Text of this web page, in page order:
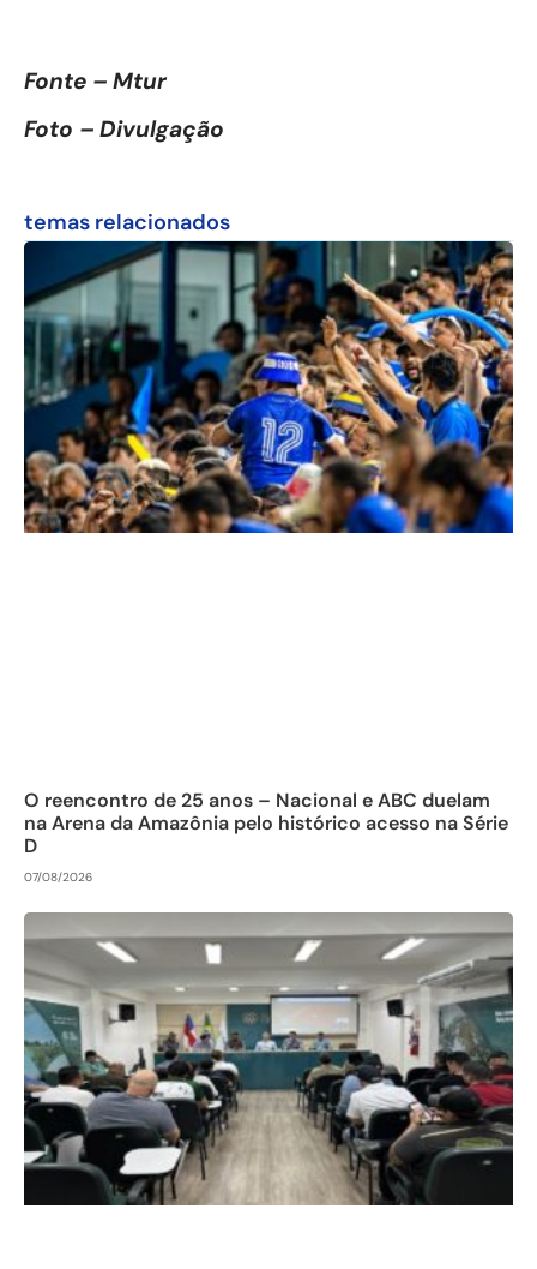
Fonte – Mtur
Foto – Divulgação
temas relacionados
O reencontro de 25 anos – Nacional e ABC duelam
na Arena da Amazônia pelo histórico acesso na Série
D
07/08/2026